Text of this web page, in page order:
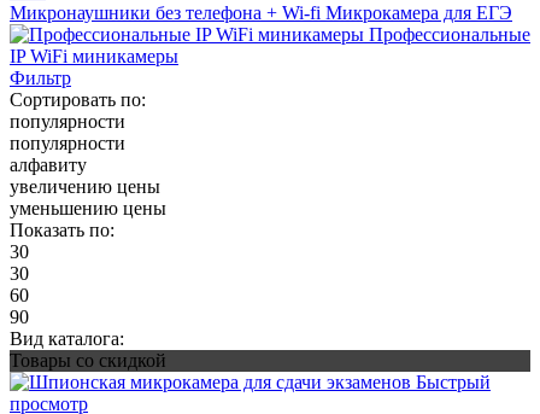
Микронаушники без телефона + Wi-fi Микрокамера для ЕГЭ
Профессиональные
IP WiFi миникамеры
Фильтр
Сортировать по:
популярности
популярности
алфавиту
увеличению цены
уменьшению цены
Показать по:
30
30
60
90
Вид каталога:
Товары со скидкой
Быстрый
просмотр